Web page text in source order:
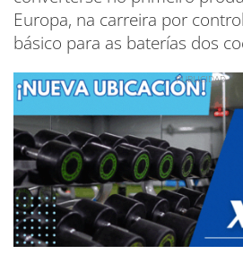
Europa, na carreira por
básico para as baterías dos